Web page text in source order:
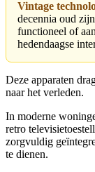
Vintage
decennia oud
functioneel of
hedendaagse
Deze apparaten
naar het verleden.
In moderne
retro
zorgvuldig
te dienen.